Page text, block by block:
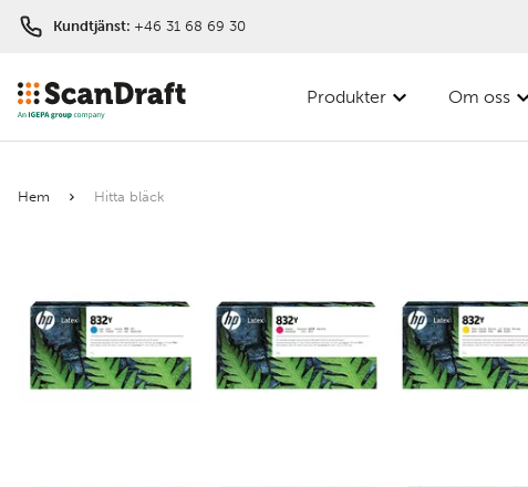
Kundtjänst: +46 31 68 69 30
Produkter Om oss
Hem Hitta bläck
Bredd
Längd